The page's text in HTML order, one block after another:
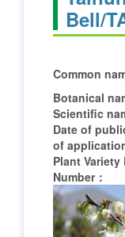
Bell/
Common
Botanical
Scientific
Date of
of
Plant Variety
Number：